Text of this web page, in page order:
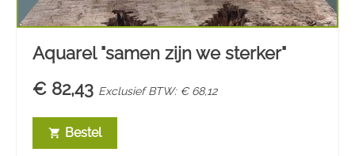
Aquarel "samen zijn we sterker"
€ 82,43 Exclusief BTW: € 68,12
shopping_cart Bestel